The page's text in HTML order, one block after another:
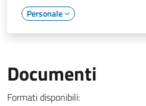
Personale
Documenti
Formati disponibili: